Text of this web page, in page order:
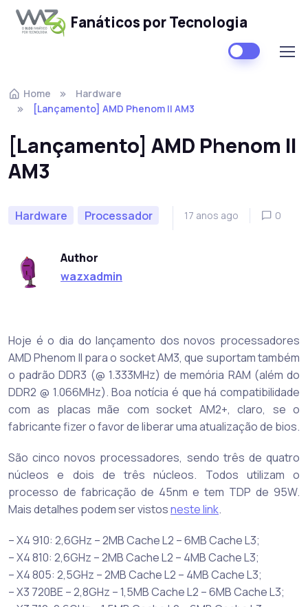
Fanáticos por Tecnologia
Home
Hardware
[Lançamento] AMD Phenom II AM3
[Lançamento] AMD Phenom II
AM3
Hardware Processador 17 anos ago 0
Author
wazxadmin
Hoje é o dia do lançamento dos novos processadores
AMD Phenom II para o socket AM3, que suportam também
o padrão DDR3 (@ 1.333MHz) de memória RAM (além do
DDR2 @ 1.066MHz). Boa notícia é que há compatibilidade
com as placas mãe com socket AM2+, claro, se o
fabricante fizer o favor de liberar uma atualização de bios.
São cinco novos processadores, sendo três de quatro
núcleos e dois de três núcleos. Todos utilizam o
processo de fabricação de 45nm e tem TDP de 95W.
Mais detalhes podem ser vistosneste link.
– X4 910: 2,6GHz – 2MB Cache L2 – 6MB Cache L3;
– X4 810: 2,6GHz – 2MB Cache L2 – 4MB Cache L3;
– X4 805: 2,5GHz – 2MB Cache L2 – 4MB Cache L3;
– X3 720BE – 2,8GHz – 1,5MB Cache L2 – 6MB Cache L3;